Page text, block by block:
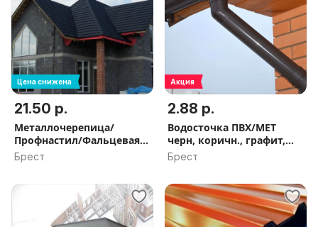
Цена снижена
21.50 р.
Металлочерепица/
Профнастил/Фальцевая
кровля
Брест
Акция
2.88 р.
Водосточка ПВХ/МЕТ
черн, коричн., графит,
бел,зел
Брест